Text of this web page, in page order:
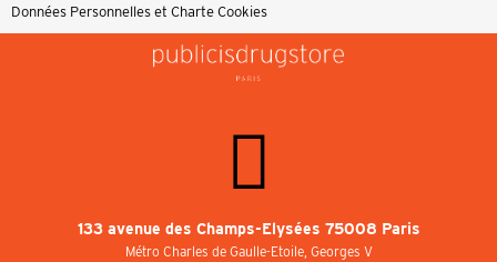
Données Personnelles et Charte Cookies
133 avenue des Champs-Elysées 75008 Paris
Métro Charles de Gaulle-Etoile, Georges V